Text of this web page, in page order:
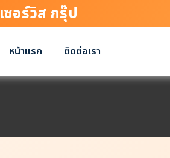
อร์วิส กรุ๊ป
หน้าแรก ติดต่อเรา